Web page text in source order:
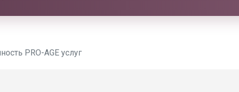
PRO-AGE услуг